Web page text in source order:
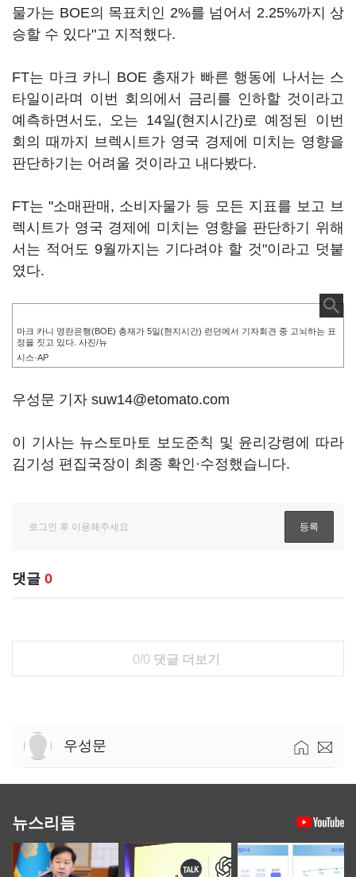
물가는 BOE의 목표치인 2%를 넘어서 2.25%까지 상
승할 수 있다"고 지적했다.
FT는 마크 카니 BOE 총재가 빠른 행동에 나서는 스
타일이라며 이번 회의에서 금리를 인하할 것이라고
예측하면서도, 오는 14일(현지시간)로 예정된 이번
회의 때까지 브렉시트가 영국 경제에 미치는 영향을
판단하기는 어려울 것이라고 내다봤다.
FT는 "소매판매, 소비자물가 등 모든 지표를 보고 브
렉시트가 영국 경제에 미치는 영향을 판단하기 위해
서는 적어도 9월까지는 기다려야 할 것"이라고 덧붙
였다.
마크 카니 영란은행(BOE) 총재가 5일(현지시간) 런던에서 기자회견 중 고뇌하는 표
정을 짓고 있다. 사진/뉴
시스·AP
우성문 기자 suw14@etomato.com
이 기사는 뉴스토마토 보도준칙 및 윤리강령에 따라
김기성 편집국장이 최종 확인·수정했습니다.
댓글 0
0/0 댓글 더보기
우성문
뉴스리듬